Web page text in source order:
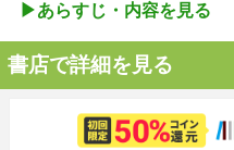
▶︎あらすじ・内容を見る
書店で詳細を見る